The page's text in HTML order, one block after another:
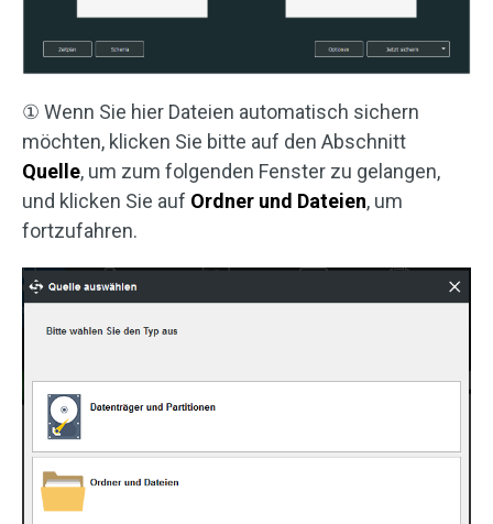
① Wenn Sie hier Dateien automatisch sichern
möchten, klicken Sie bitte auf den Abschnitt
Quelle, um zum folgenden Fenster zu gelangen,
und klicken Sie auf Ordner und Dateien, um
fortzufahren.